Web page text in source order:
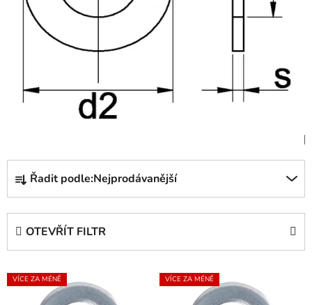
Ř
z
p
Řadit podle:Nejprodávanější
OTEVŘÍT FILTR
V
ý
VÍCE ZA MÉNĚ VÍCE ZA MÉNĚ